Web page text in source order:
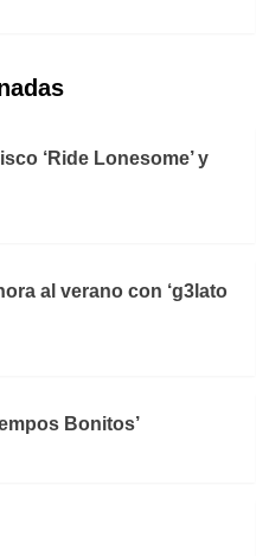
‘Ride Lonesome’ y
al verano con ‘g3lato
Bonitos’